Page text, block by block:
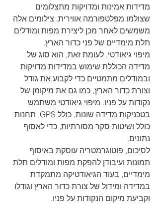
מדידות אמינות ומדויקות מתצלומים
שצולמו מפלטפורמה אווירית. צילומים אלה
משמשים לאחר מכן ליצירת מפות ומודלים
תלת מימדיים של פני כדור הארץ.
מיפוי גיאודטי, לעומת זאת, הוא סוג של
מדידה הכוללת שימוש במדידות מדויקות
ובמודלים מתמטיים כדי לקבוע את גודל
וצורת כדור הארץ, כמו גם את מיקומן של
נקודות על פניו. מיפוי גיאודטי משתמש
בטכניקות מדידה שונות, כולל GPS, תחנות
כולל ושיטות סקר מסורתיות, כדי לאסוף
נתונים.
לסיכום, פוטוגרמטריה עוסקת באיסוף
תמונות ועיבודן להפקת מפות ומודלים תלת
מימדיים, בעוד הגיאודטיקה מתמקדת
במדידה ומידול של צורת כדור הארץ וגודלו
וקביעת מיקום הנקודות על פניו.